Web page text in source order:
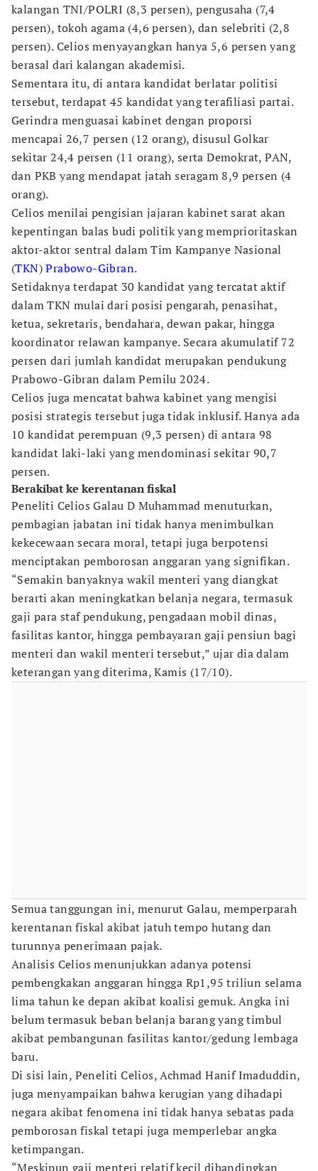
kalangan TNI/POLRI (8,3 persen), pengusaha (7,4
persen), tokoh agama (4,6 persen), dan selebriti (2,8
persen). Celios menyayangkan hanya 5,6 persen yang
berasal dari kalangan akademisi.
Sementara itu, di antara kandidat berlatar politisi
tersebut, terdapat 45 kandidat yang terafiliasi partai.
Gerindra menguasai kabinet dengan proporsi
mencapai 26,7 persen (12 orang), disusul Golkar
sekitar 24,4 persen (11 orang), serta Demokrat, PAN,
dan PKB yang mendapat jatah seragam 8,9 persen (4
orang).
Celios menilai pengisian jajaran kabinet sarat akan
kepentingan balas budi politik yang memprioritaskan
aktor-aktor sentral dalam Tim Kampanye Nasional
(TKN)Prabowo-Gibran.
Setidaknya terdapat 30 kandidat yang tercatat aktif
dalam TKN mulai dari posisi pengarah, penasihat,
ketua, sekretaris, bendahara, dewan pakar, hingga
koordinator relawan kampanye. Secara akumulatif 72
persen dari jumlah kandidat merupakan pendukung
Prabowo-Gibran dalam Pemilu 2024.
Celios juga mencatat bahwa kabinet yang mengisi
posisi strategis tersebut juga tidak inklusif. Hanya ada
10 kandidat perempuan (9,3 persen) di antara 98
kandidat laki-laki yang mendominasi sekitar 90,7
persen.
Berakibat ke kerentanan fiskal
Peneliti Celios Galau D Muhammad menuturkan,
pembagian jabatan ini tidak hanya menimbulkan
kekecewaan secara moral, tetapi juga berpotensi
menciptakan pemborosan anggaran yang signifikan.
“Semakin banyaknya wakil menteri yang diangkat
berarti akan meningkatkan belanja negara, termasuk
gaji para staf pendukung, pengadaan mobil dinas,
fasilitas kantor, hingga pembayaran gaji pensiun bagi
menteri dan wakil menteri tersebut,” ujar dia dalam
keterangan yang diterima, Kamis (17/10).
Semua tanggungan ini, menurut Galau, memperparah
kerentanan fiskal akibat jatuh tempo hutang dan
turunnya penerimaan pajak.
Analisis Celios menunjukkan adanya potensi
pembengkakan anggaran hingga Rp1,95 triliun selama
lima tahun ke depan akibat koalisi gemuk. Angka ini
belum termasuk beban belanja barang yang timbul
akibat pembangunan fasilitas kantor/gedung lembaga
baru.
Di sisi lain, Peneliti Celios, Achmad Hanif Imaduddin,
juga menyampaikan bahwa kerugian yang dihadapi
negara akibat fenomena ini tidak hanya sebatas pada
pemborosan fiskal tetapi juga memperlebar angka
ketimpangan.
“Meskipun gaji menteri relatif kecil dibandingkan